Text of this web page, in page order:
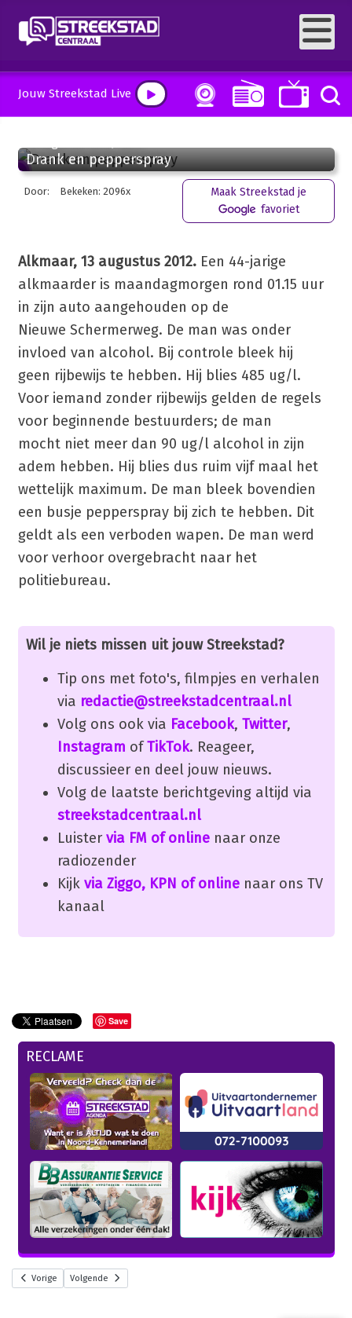
Jouw Streekstad Live
Drank en pepperspray
Door: Bekeken: 2096x
Maak Streekstad je
favoriet
Alkmaar, 13 augustus 2012. Een 44-jarige
alkmaarder is maandagmorgen rond 01.15 uur
in zijn auto aangehouden op de
Nieuwe Schermerweg. De man was onder
invloed van alcohol. Bij controle bleek hij
geen rijbewijs te hebben. Hij blies 485 ug/l.
Voor iemand zonder rijbewijs gelden de regels
voor beginnende bestuurders; de man
mocht niet meer dan 90 ug/l alcohol in zijn
adem hebben. Hij blies dus ruim vijf maal het
wettelijk maximum. De man bleek bovendien
een busje pepperspray bij zich te hebben. Dit
geldt als een verboden wapen. De man werd
voor verhoor overgebracht naar het
politiebureau.
Wil je niets missen uit jouw Streekstad?
Tip ons met foto's, filmpjes en verhalen
via redactie@streekstadcentraal.nl
Volg ons ook via Facebook, Twitter,
Instagram ofTikTok. Reageer,
discussieer en deel jouw nieuws.
Volg de laatste berichtgeving altijd via
streekstadcentraal.nl
Luister via FM of onlinenaar onze
radiozender
Kijk via Ziggo, KPN of onlinenaar ons TV
kanaal
Save
RECLAME
Vorige Volgende